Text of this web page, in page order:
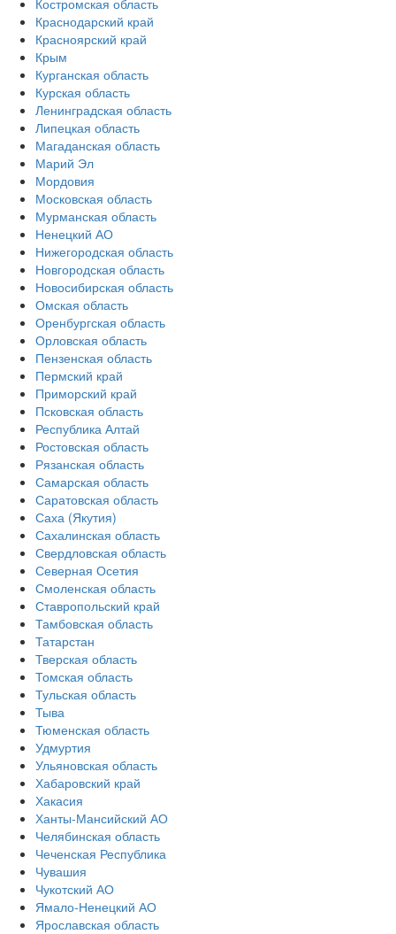
Костромская область
Краснодарский край
Красноярский край
Крым
Курганская область
Курская область
Ленинградская область
Липецкая область
Магаданская область
Марий Эл
Мордовия
Московская область
Мурманская область
Ненецкий АО
Нижегородская область
Новгородская область
Новосибирская область
Омская область
Оренбургская область
Орловская область
Пензенская область
Пермский край
Приморский край
Псковская область
Республика Алтай
Ростовская область
Рязанская область
Самарская область
Саратовская область
Саха (Якутия)
Сахалинская область
Свердловская область
Северная Осетия
Смоленская область
Ставропольский край
Тамбовская область
Татарстан
Тверская область
Томская область
Тульская область
Тыва
Тюменская область
Удмуртия
Ульяновская область
Хабаровский край
Хакасия
Ханты-Мансийский АО
Челябинская область
Чеченская Республика
Чувашия
Чукотский АО
Ямало-Ненецкий АО
Ярославская область